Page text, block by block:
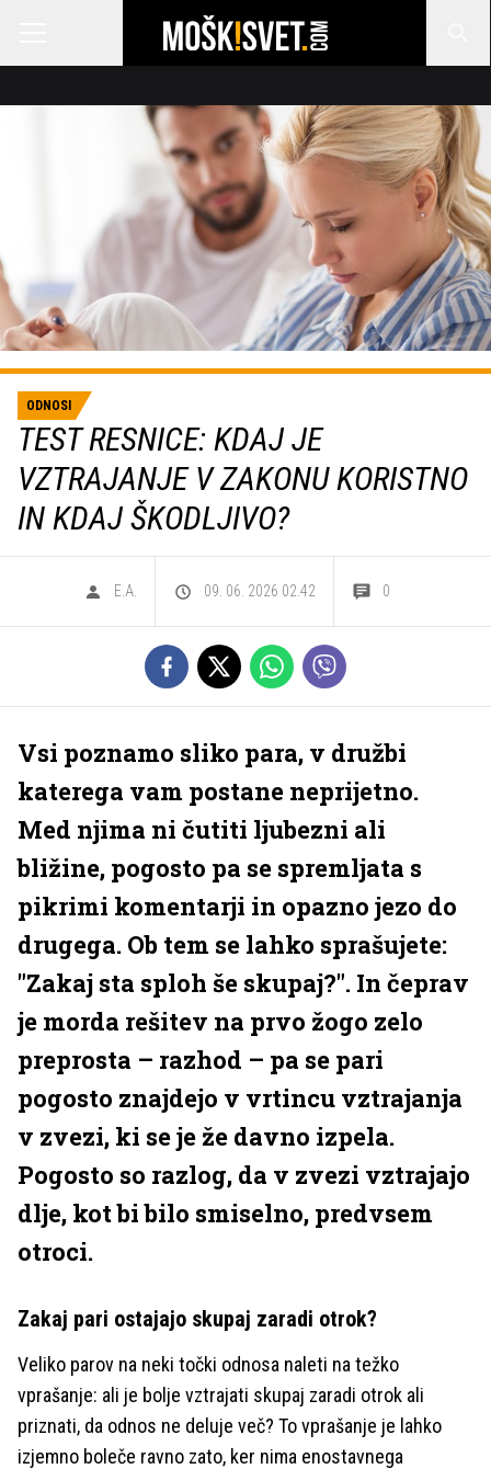
ODNOSI
TEST RESNICE: KDAJ JE
VZTRAJANJE V ZAKONU KORISTNO
IN KDAJ ŠKODLJIVO?
E.A. 09. 06. 2026 02.42 0
Vsi poznamo sliko para, v družbi
katerega vam postane neprijetno.
Med njima ni čutiti ljubezni ali
bližine, pogosto pa se spremljata s
pikrimi komentarji in opazno jezo do
drugega. Ob tem se lahko sprašujete:
"Zakaj sta sploh še skupaj?". In čeprav
je morda rešitev na prvo žogo zelo
preprosta – razhod – pa se pari
pogosto znajdejo v vrtincu vztrajanja
v zvezi, ki se je že davno izpela.
Pogosto so razlog, da v zvezi vztrajajo
dlje, kot bi bilo smiselno, predvsem
otroci.
Zakaj pari ostajajo skupaj zaradi otrok?
Veliko parov na neki točki odnosa naleti na težko
vprašanje: ali je bolje vztrajati skupaj zaradi otrok ali
priznati, da odnos ne deluje več? To vprašanje je lahko
izjemno boleče ravno zato, ker nima enostavnega